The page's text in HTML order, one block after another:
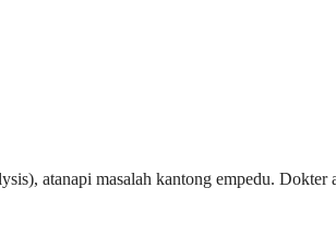
atanapi masalah kantong empedu.